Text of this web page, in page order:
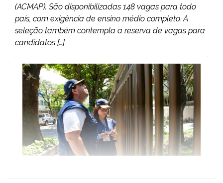
(ACMAP). São disponibilizadas 148 vagas para todo
país, com exigência de ensino médio completo. A
seleção também contempla a reserva de vagas para
candidatos […]